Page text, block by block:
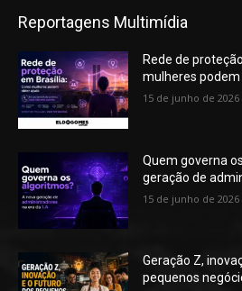
Reportagens Multimídia
Rede de
mulheres
15 de junho de 2026
Quem governa
geração de
15 de junho de 2026
Geração Z,
pequenos